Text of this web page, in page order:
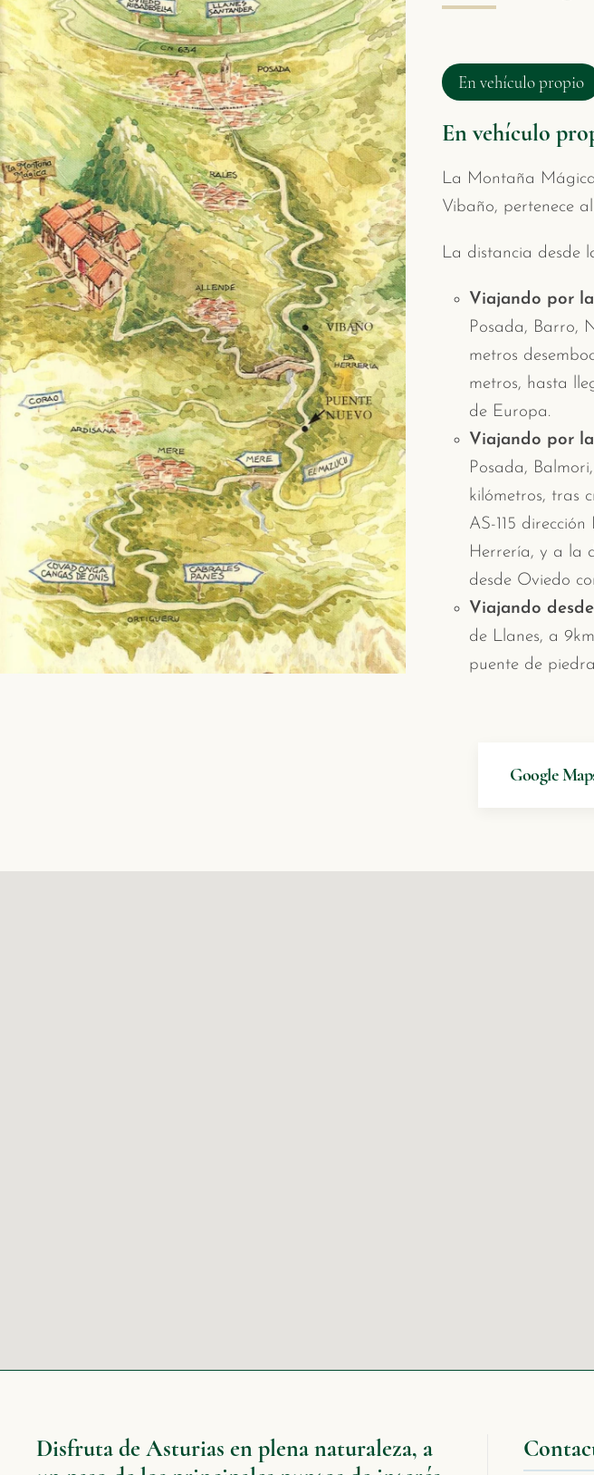
En vehículo propio
En vehículo
La Montaña
Vibaño, pertenece
La distancia desde
Viajando por
Posada, Barro,
metros
metros, hasta
de Europa.
Viajando por
Posada,
kilómetros, tras
AS-115
Herrería, y a la
desde Oviedo
Viajando
de Llanes, a
puente de piedra
Google
Disfruta de Asturias en plena naturaleza, a